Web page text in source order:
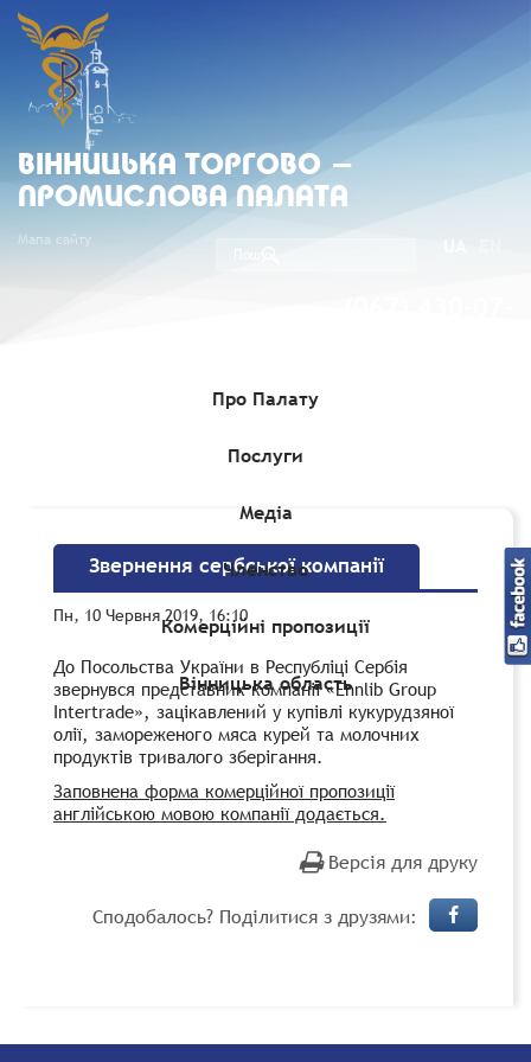
ВIННИЦЬКА ТОРГОВО -
ПРОМИСЛОВА ПАЛАТА
Мапа сайту
Про Палату
Послуги
Медіа
Членство
Комерційні пропозиції
Вінницька область
Комерційні пропозиції»Звернення сербської
Звернення сербської компанії
Пн, 10 Червня 2019, 16:10
До Посольства України в Республіці Сербія
звернувся представник компанії «Ennlib Group
Intertrade», зацікавлений у купівлі кукурудзяної
олії, замореженого мяса курей та молочних
продуктів тривалого зберігання.
Заповнена форма комерційної пропозиції
англійською мовою компанії додається.
Версія для друку
Сподобалось? Поділитися з друзями: